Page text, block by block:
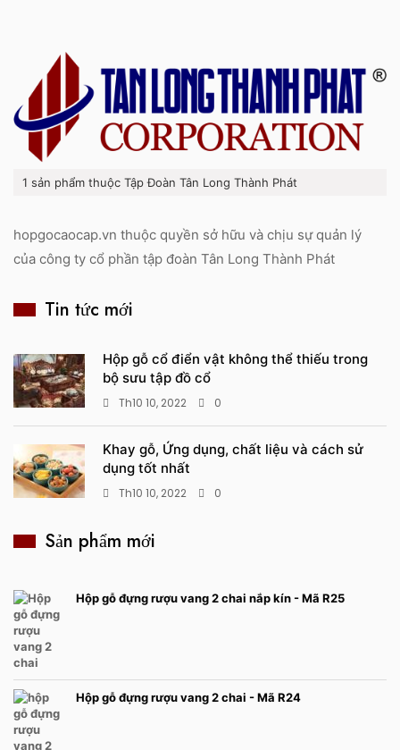
1 sản phẩm thuộc Tập Đoàn Tân Long Thành Phát
hopgocaocap.vn thuộc quyền sở hữu và chịu sự quản lý
của công ty cổ phần tập đoàn Tân Long Thành Phát
Tin tức mới
Hộp gỗ cổ điển vật không thể thiếu trong
bộ sưu tập đồ cổ
Th10 10, 2022 0
Khay gỗ, Ứng dụng, chất liệu và cách sử
dụng tốt nhất
Th10 10, 2022 0
Sản phẩm mới
Hộp gỗ đựng rượu vang 2 chai nắp kín - Mã R25
Hộp gỗ đựng rượu vang 2 chai - Mã R24